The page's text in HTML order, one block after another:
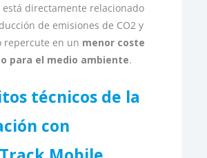
está directamente relacionado
de emisiones de CO2 y
repercute en un menor coste
para el medio ambiente.
técnicos de la
con